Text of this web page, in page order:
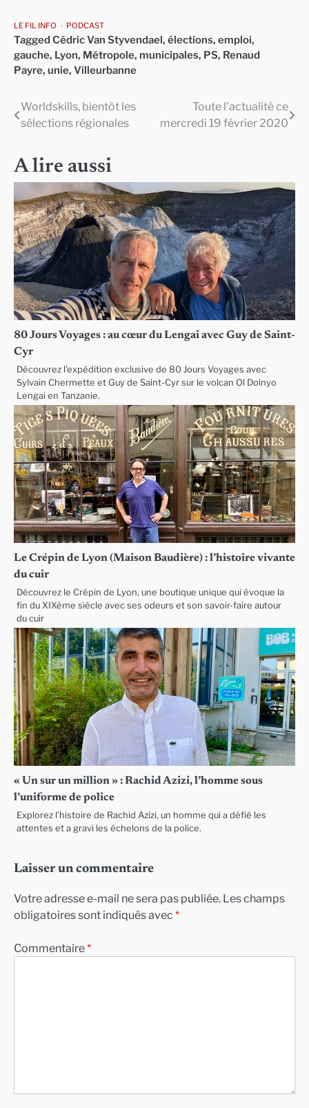
LE FIL INFO PODCAST
Tagged Cédric Van Styvendael, élections, emploi,
gauche, Lyon, Métropole, municipales, PS, Renaud
Payre, unie, Villeurbanne
Navigation
l’article
Worldskills, bientôt les
sélections régionales
Toute l’actualité ce
mercredi 19 février 2020
A lire aussi
80 Jours Voyages : au cœur du Lengai avec Guy de Saint-
Cyr
Découvrez l’expédition exclusive de 80 Jours Voyages avec
Sylvain Chermette et Guy de Saint-Cyr sur le volcan Ol Doinyo
Lengai en Tanzanie.
Le Crépin de Lyon (Maison Baudière) : l’histoire vivante
du cuir
Découvrez le Crépin de Lyon, une boutique unique qui évoque la
fin du XIXème siècle avec ses odeurs et son savoir-faire autour
du cuir
« Un sur un million » : Rachid Azizi, l’homme sous
l’uniforme de police
Explorez l’histoire de Rachid Azizi, un homme qui a défié les
attentes et a gravi les échelons de la police.
Laisser un commentaire
Votre adresse e-mail ne sera pas publiée. Les champs
obligatoires sont indiqués avec *
Commentaire*